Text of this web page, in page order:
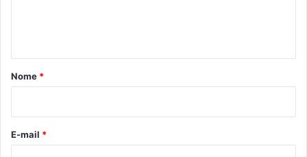
r
*
Nome *
E-mail *